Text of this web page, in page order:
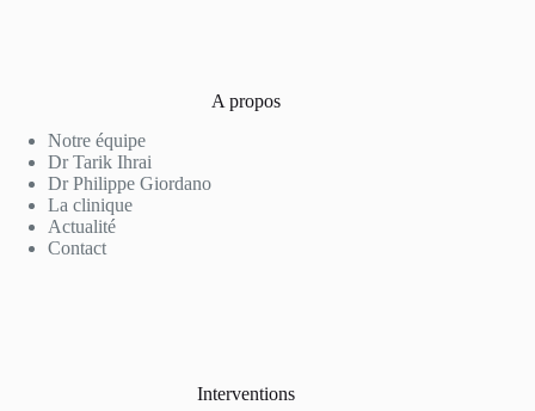
A propos
Notre équipe
Dr Tarik Ihrai
Dr Philippe Giordano
La clinique
Actualité
Contact
Interventions